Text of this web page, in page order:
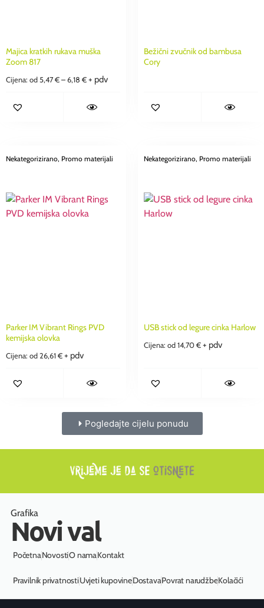
Majica kratkih rukava muška
Zoom 817
Cijena: od 5,47 € – 6,18 € + pdv
Bežični zvučnik od bambusa
Cory
Nekategorizirano, Promo materijali
Parker IM Vibrant Rings PVD
kemijska olovka
Cijena: od 26,61 € + pdv
Nekategorizirano, Promo materijali
USB stick od legure cinka Harlow
Cijena: od 14,70 € + pdv
Pogledajte cijelu ponudu
Grafika
Novi val
PočetnaNovostiO namaKontakt
Pravilnik privatnostiUvjeti kupovineDostavaPovrat narudžbeKolačići